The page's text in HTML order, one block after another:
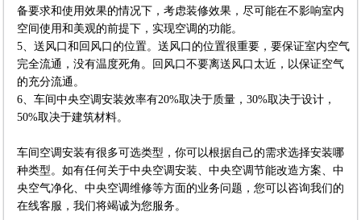
备要求和使用效果的情况下，考虑装修效果，尽可能在不影响室内
空间使用和美观的前提下，实现空调的功能。
5、送风口和回风口的位置。送风口的位置很重要，要保证室内空气
完全流通，没有温度死角。回风口不要离送风口太近，以保证空气
的充分流通。
6、车间中央空调安装效率有20%取决于质量，30%取决于设计，
50%取决于建筑材料。
车间空调安装有很多可选类型，你可以根据自己的需求选择安装哪
种类型。如有任何关于中央空调安装、中央空调节能改造方案、中
央空气净化、中央空调维修等方面的业务问题，您可以咨询我们的
在线客服，我们将竭诚为您服务。